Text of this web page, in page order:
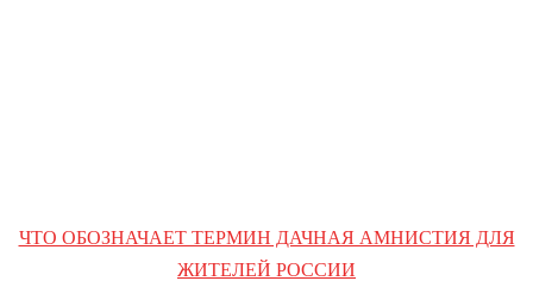
ЧТО ОБОЗНАЧАЕТ ТЕРМИН ДАЧНАЯ АМНИСТИЯ ДЛЯ
ЖИТЕЛЕЙ РОССИИ